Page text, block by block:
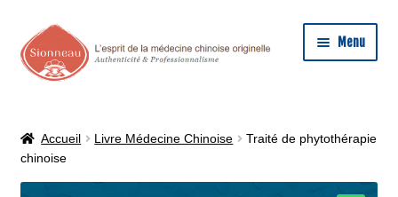
Aller
à
la
Aller
au
contenu
Menu
PHILIPPE SIONNEAU
MÉDECINE CHINOISE
Accueil Livre Médecine Chinoise
Traité de phytothérapie
chinoise